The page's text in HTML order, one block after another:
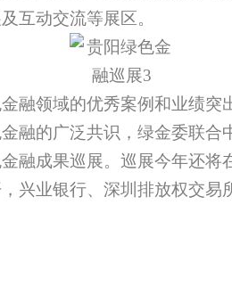
互动交流等展区。
融领域的优秀案例和业绩突
融的广泛共识，绿金委联合
融成果巡展。巡展今年还将
兴业银行、深圳排放权交易